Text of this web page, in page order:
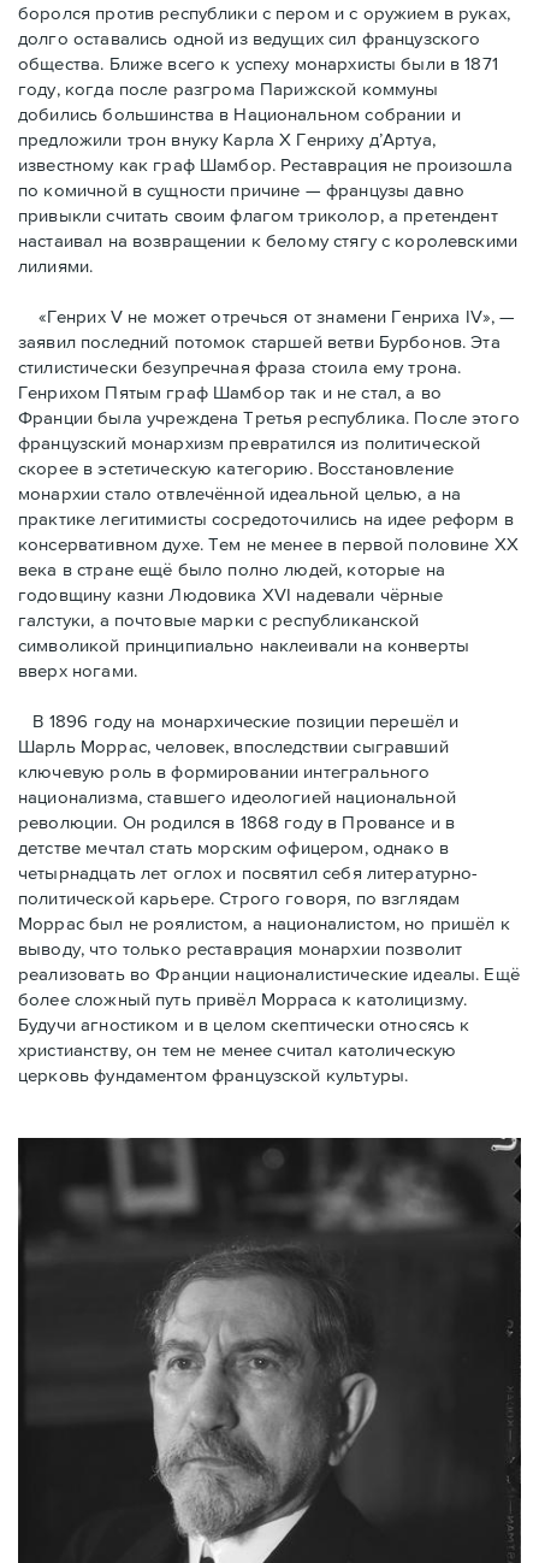
боролся против республики с пером и с оружием в руках,
долго оставались одной из ведущих сил французского
общества. Ближе всего к успеху монархисты были в 1871
году, когда после разгрома Парижской коммуны
добились большинства в Национальном собрании и
предложили трон внуку Карла Х Генриху д’Артуа,
известному как граф Шамбор. Реставрация не произошла
по комичной в сущности причине — французы давно
привыкли считать своим флагoм триколор, а претендент
настаивал на возвращении к белому стягу с королевскими
лилиями.
«Генрих V не может отречься от знамени Генриха IV», —
заявил последний потомок старшей ветви Бурбонов. Эта
стилистически безупречная фраза стоила ему трона.
Генрихом Пятым граф Шамбор так и не стал, а во
Франции была учреждена Третья республика. После этого
французский монархизм превратился из политической
скорее в эстетическую категорию. Восстановление
монархии стало отвлечённой идеальной целью, а на
практике легитимисты сосредоточились на идее реформ в
консервативном духе. Тем не менее в первой половине ХХ
века в стране ещё было полно людей, которые на
годовщину казни Людовика XVI надевали чёрные
галстуки, а почтовые марки с республиканской
символикой принципиально наклеивали на конверты
вверх ногами.
В 1896 году на монархические позиции перешёл и
Шарль Моррас, человек, впоследствии сыгравший
ключевую роль в формировании интегрального
национализма, ставшего идеологией национальной
революции. Он родился в 1868 году в Провансе и в
детстве мечтал стать морским офицером, однако в
четырнадцать лет оглох и посвятил себя литературно-
политической карьере. Строго говоря, по взглядам
Моррас был не роялистом, а националистом, но пришёл к
выводу, что только реставрация монархии позволит
реализовать во Франции националистические идеалы. Ещё
более сложный путь привёл Морраса к католицизму.
Будучи агностиком и в целом скептически относясь к
христианству, он тем не менее считал католическую
церковь фундаментом французской культуры.